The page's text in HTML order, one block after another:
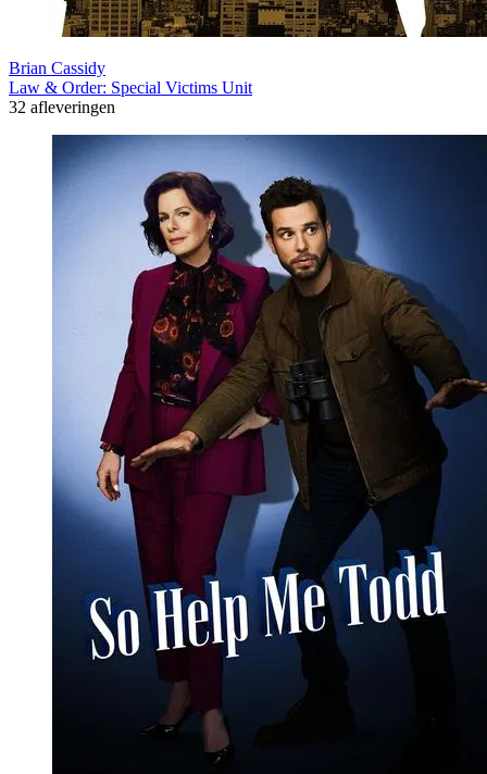
Brian Cassidy
Law & Order: Special Victims Unit
32 afleveringen